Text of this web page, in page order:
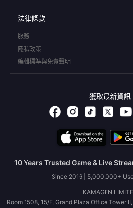
法律條款
服務
隱私政策
編輯標準與免責聲明
獲取最新資訊
10 Years Trusted Game & Live
Since 2016 | 5,000,000+
KAMAGEN
Room 1508, 15/F, Grand Plaza Office Tower